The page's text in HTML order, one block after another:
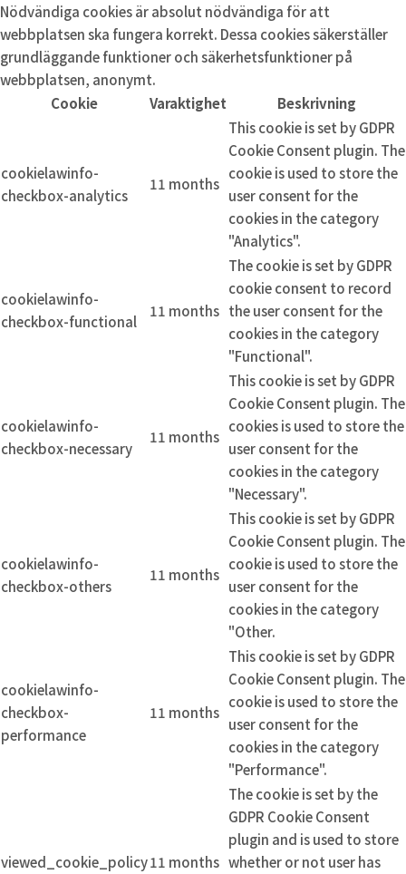
Nödvändiga cookies är absolut nödvändiga för att
webbplatsen ska fungera korrekt. Dessa cookies säkerställer
grundläggande funktioner och säkerhetsfunktioner på
webbplatsen, anonymt.
Cookie
Varaktighet Beskrivning
cookielawinfo-
checkbox-analytics
11 months
This cookie is set by GDPR
Cookie Consent plugin. The
cookie is used to store the
user consent for the
cookies in the category
"Analytics".
cookielawinfo-
checkbox-functional
11 months
The cookie is set by GDPR
cookie consent to record
the user consent for the
cookies in the category
"Functional".
cookielawinfo-
checkbox-necessary
11 months
This cookie is set by GDPR
Cookie Consent plugin. The
cookies is used to store the
user consent for the
cookies in the category
"Necessary".
cookielawinfo-
checkbox-others
11 months
This cookie is set by GDPR
Cookie Consent plugin. The
cookie is used to store the
user consent for the
cookies in the category
"Other.
cookielawinfo-
checkbox-
performance
11 months
This cookie is set by GDPR
Cookie Consent plugin. The
cookie is used to store the
user consent for the
cookies in the category
"Performance".
viewed_cookie_policy11 months
The cookie is set by the
GDPR Cookie Consent
plugin and is used to store
whether or not user has